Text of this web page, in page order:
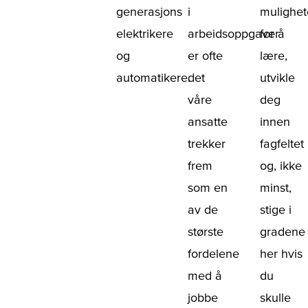
generasjons
elektrikere
og
automatikere.
i
arbeidsoppgaver
er ofte
det
våre
ansatte
trekker
frem
som en
av de
største
fordelene
med å
jobbe
for å
lære,
utvikle
deg
innen
fagfeltet
og, ikke
minst,
stige i
gradene
her hvis
du
skulle